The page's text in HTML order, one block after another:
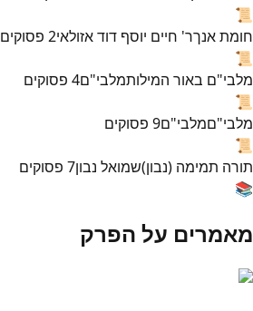
📜
חומת אנךר' חיים יוסף דוד אזולאי2 פסוקים
📜
מלבי"ם באור המילותמלבי"ם4 פסוקים
📜
מלבי"םמלבי"ם9 פסוקים
📜
תורה תמימה (נבון)שמואל נבון7 פסוקים
📚
מאמרים על הפרק